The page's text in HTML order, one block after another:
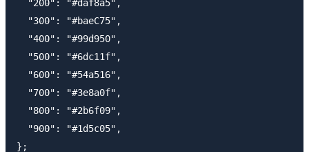
  "200": "#daf8a5",
  "300": "#baeC75",
  "400": "#99d950",
  "500": "#6dc11f",
  "600": "#54a516",
  "700": "#3e8a0f",
  "800": "#2b6f09",
  "900": "#1d5c05",
};